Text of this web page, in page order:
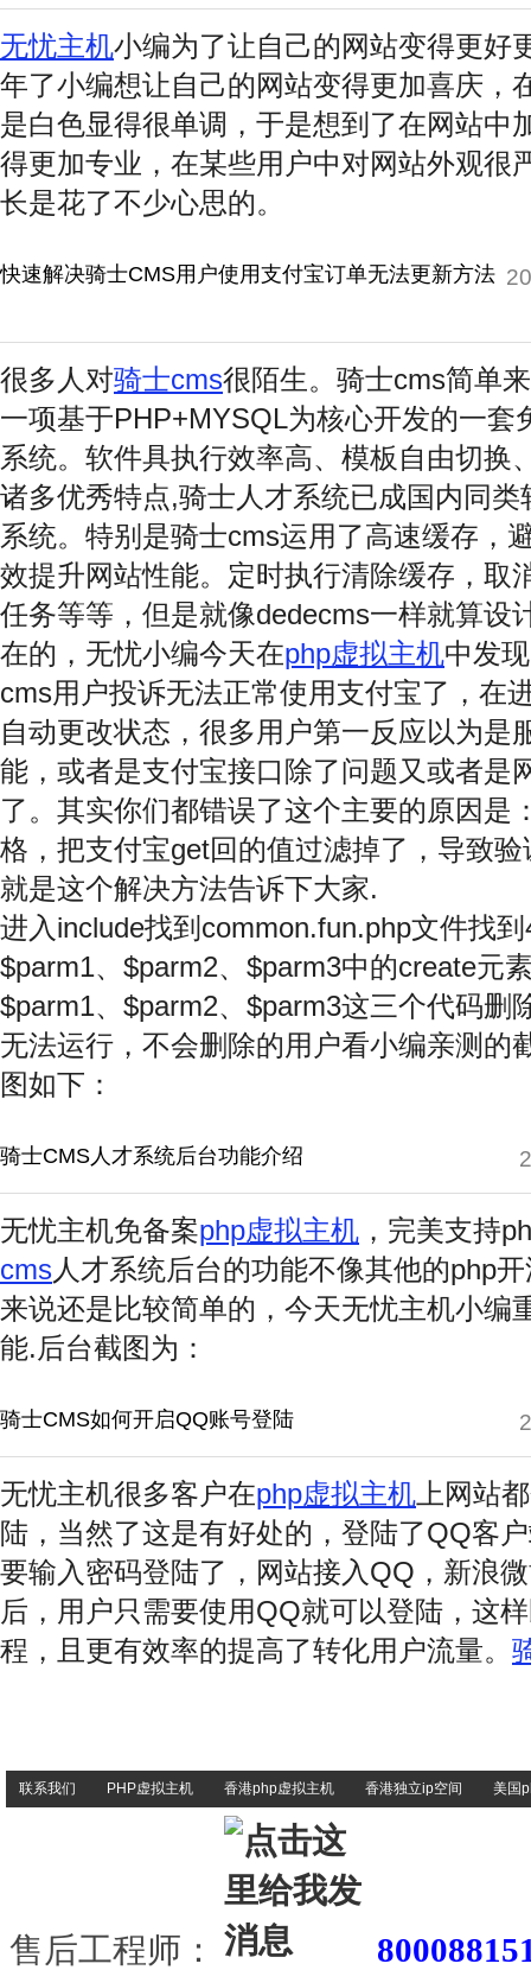
无忧主机小编为了让自己的网站变得更好
年了小编想让自己的网站变得更加喜庆，
是白色显得很单调，于是想到了在网站中
得更加专业，在某些用户中对网站外观很
长是花了不少心思的。
快速解决骑士CMS用户使用支付宝订单无法更新方法
很多人对骑士cms很陌生。骑士cms简单
一项基于PHP+MYSQL为核心开发的一套
系统。软件具执行效率高、模板自由切换
诸多优秀特点,骑士人才系统已成国内同
系统。特别是骑士cms运用了高速缓存，
效提升网站性能。定时执行清除缓存，取
任务等等，但是就像dedecms一样就算设
在的，无忧小编今天在php虚拟主机中发
cms用户投诉无法正常使用支付宝了，在
自动更改状态，很多用户第一反应以为是
能，或者是支付宝接口除了问题又或者是
了。其实你们都错误了这个主要的原因是
格，把支付宝get回的值过滤掉了，导致
就是这个解决方法告诉下大家.
进入include找到common.fun.php文件找
$parm1、$parm2、$parm3中的create元
$parm1、$parm2、$parm3这三个代码删
无法运行，不会删除的用户看小编亲测的
图如下：
骑士CMS人才系统后台功能介绍
无忧主机免备案php虚拟主机 ，完美支持
cms人才系统后台的功能不像其他的php
来说还是比较简单的，今天无忧主机小编
能.后台截图为：
骑士CMS如何开启QQ账号登陆
无忧主机很多客户在php虚拟主机 上网站
陆，当然了这是有好处的，登陆了QQ客
要输入密码登陆了，网站接入QQ，新浪
后，用户只需要使用QQ就可以登陆，这
程，且更有效率的提高了转化用户流量。
联系我们 PHP虚拟主机 香港php虚拟主机 香港独立ip空间 美国
售后工程师：